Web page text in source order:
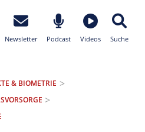
Newsletter Podcast Videos Suche
& BIOMETRIE